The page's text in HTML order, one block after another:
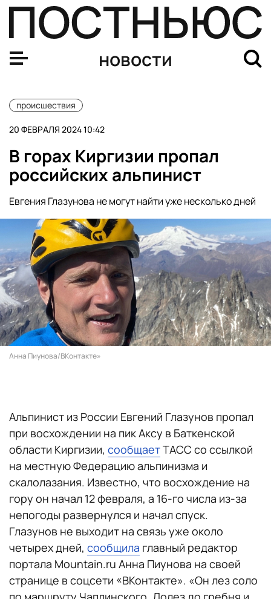
новости
происшествия
20 ФЕВРАЛЯ 2024 10:42
В горах Киргизии пропал
российских альпинист
Евгения Глазунова не могут найти уже несколько дней
Анна Пиунова/ВКонтакте»
Альпинист из России Евгений Глазунов пропал
при восхождении на пик Аксу в Баткенской
области Киргизии, сообщаетТАСС со ссылкой
на местную Федерацию альпинизма и
скалолазания. Известно, что восхождение на
гору он начал 12 февраля, а 16-го числа из-за
непогоды развернулся и начал спуск.
Глазунов не выходит на связь уже около
четырех дней, сообщила главный редактор
портала Mountain.ru Анна Пиунова на своей
странице в соцсети «ВКонтакте». «Он лез соло
В Подмосковье из-за снега обрушилась крыша